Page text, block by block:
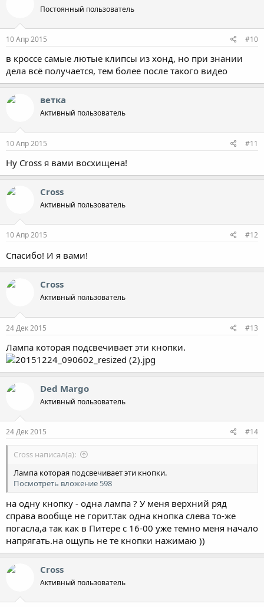
:
Постоянный пользователь
10 Апр 2015 #10
в кроссе самые лютые клипсы из хонд, но при знании
дела всё получается, тем более после такого видео
ветка
Активный пользователь
10 Апр 2015 #11
Ну Сross я вами восхищена!
Cross
Активный пользователь
10 Апр 2015 #12
Спасибо! И я вами!
Cross
Активный пользователь
24 Дек 2015 #13
Лампа которая подсвечивает эти кнопки.
Ded Margo
Активный пользователь
24 Дек 2015 #14
Cross написал(а):
Лампа которая подсвечивает эти кнопки.
Посмотреть вложение 598
на одну кнопку - одна лампа ? У меня верхний ряд
справа вообще не горит.так одна кнопка слева то-же
погасла,а так как в Питере с 16-00 уже темно меня начало
напрягать.на ощупь не те кнопки нажимаю ))
Cross
Активный пользователь